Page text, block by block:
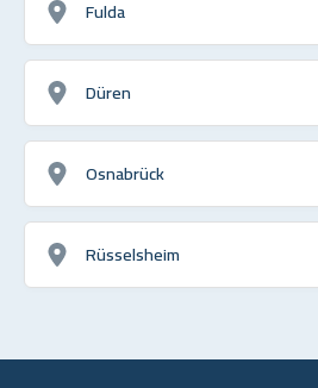
Fulda
Düren
Osnabrück
Rüsselsheim